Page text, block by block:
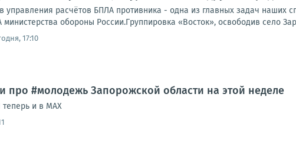
управления расчётов БПЛА противника - одна из главных задач наших
министерства обороны России.Группировка «Восток», освободив село
17:10
про #молодежь Запорожской области на этой неделе
и в MAX